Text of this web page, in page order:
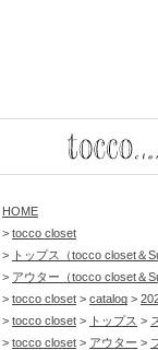
HOME
> tocco closet
> トップス（tocco closet＆
> アウター（tocco closet＆
> tocco closet > catalog >
> tocco closet > トップス >
> tocco closet > アウター >